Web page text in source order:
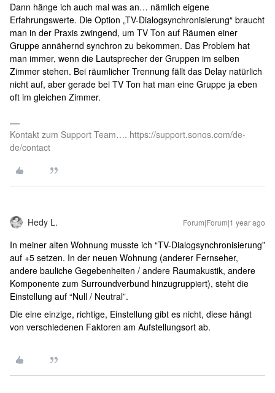
Dann hänge ich auch mal was an… nämlich eigene
Erfahrungswerte. Die Option „TV-Dialogsynchronisierung“ braucht
man in der Praxis zwingend, um TV Ton auf Räumen einer
Gruppe annähernd synchron zu bekommen. Das Problem hat
man immer, wenn die Lautsprecher der Gruppen im selben
Zimmer stehen. Bei räumlicher Trennung fällt das Delay natürlich
nicht auf, aber gerade bei TV Ton hat man eine Gruppe ja eben
oft im gleichen Zimmer.
Kontakt zum Support Team…. https://support.sonos.com/de-
de/contact
Hedy L. Forum|Forum|1 year ago
In meiner alten Wohnung musste ich “TV-Dialogsynchronisierung”
auf +5 setzen. In der neuen Wohnung (anderer Fernseher,
andere bauliche Gegebenheiten / andere Raumakustik, andere
Komponente zum Surroundverbund hinzugruppiert), steht die
Einstellung auf “Null / Neutral”.
Die eine einzige, richtige, Einstellung gibt es nicht, diese hängt
von verschiedenen Faktoren am Aufstellungsort ab.